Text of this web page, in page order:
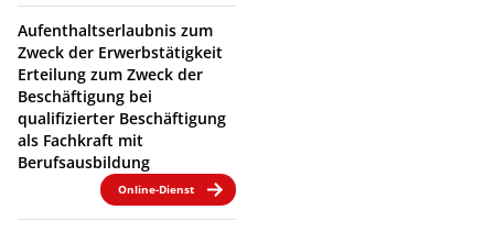
Aufenthaltserlaubnis zum
Zweck der Erwerbstätigkeit
Erteilung zum Zweck der
Beschäftigung bei
qualifizierter Beschäftigung
als Fachkraft mit
Berufsausbildung
Online-Dienst